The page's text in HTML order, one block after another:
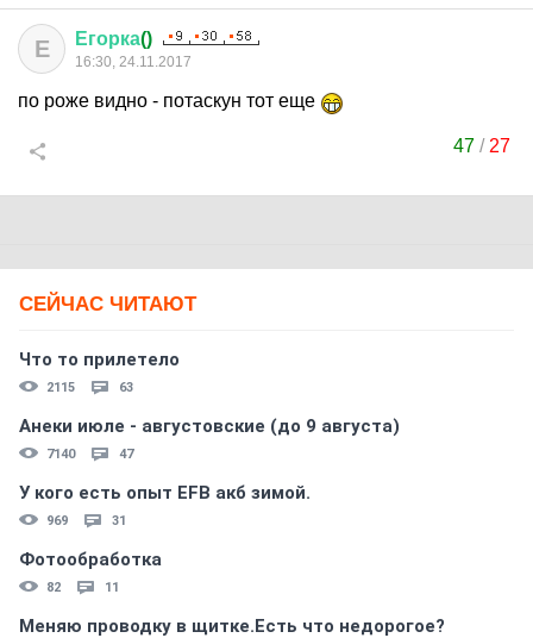
Е Егорка()
16:30, 24.11.2017
по роже видно - потаскун тот еще
47/ 27
СЕЙЧАС ЧИТАЮТ
Что то прилетело
2115 63
Анеки июле - августовские (до 9 августа)
7140 47
У кого есть опыт EFB акб зимой.
969 31
Фотообработка
82 11
Меняю проводку в щитке.Есть что недорогое?